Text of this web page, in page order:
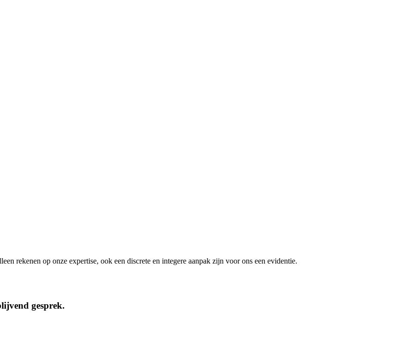
rekenen op onze expertise, ook een discrete en integere aanpak zijn voor ons een evidentie.
gesprek.